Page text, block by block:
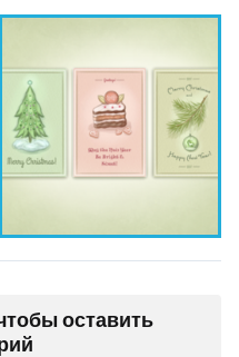
оставить